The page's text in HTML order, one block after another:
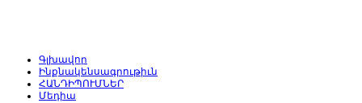
Գլխավոր
Ինքնակենսագրութիւն
ՀԱՆԴԻՊՈՒՄՆԵՐ
Մեդիա